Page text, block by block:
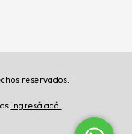
reservados.
ingresá acá.